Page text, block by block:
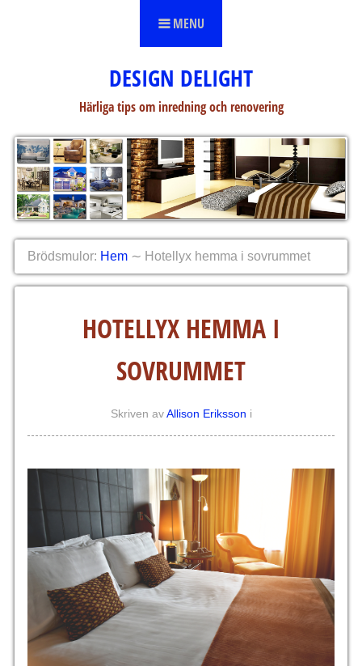
MENU
DESIGN DELIGHT
Härliga tips om inredning och renovering
Brödsmulor: Hem ∼ Hotellyx hemma i sovrummet
HOTELLYX HEMMA I
SOVRUMMET
Skriven avAllison Eriksson i